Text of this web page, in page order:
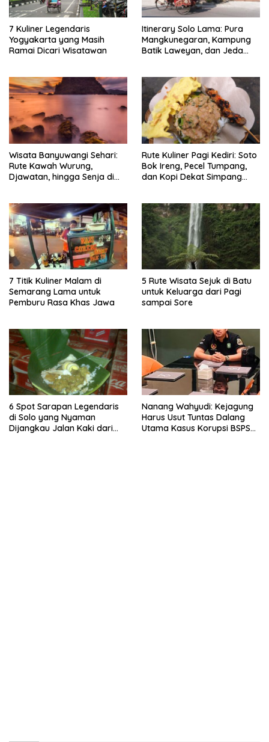
7 Kuliner Legendaris
Yogyakarta yang Masih
Ramai Dicari Wisatawan
Itinerary Solo Lama: Pura
Mangkunegaran, Kampung
Batik Laweyan, dan Jeda
Wisata Banyuwangi Sehari:
Rute Kawah Wurung,
Djawatan, hingga Senja di
Rute Kuliner Pagi Kediri: Soto
Bok Ireng, Pecel Tumpang,
dan Kopi Dekat Simpang
7 Titik Kuliner Malam di
Semarang Lama untuk
Pemburu Rasa Khas Jawa
5 Rute Wisata Sejuk di Batu
untuk Keluarga dari Pagi
sampai Sore
6 Spot Sarapan Legendaris
di Solo yang Nyaman
Dijangkau Jalan Kaki dari
Nanang Wahyudi: Kejagung
Harus Usut Tuntas Dalang
Utama Kasus Korupsi BSPS